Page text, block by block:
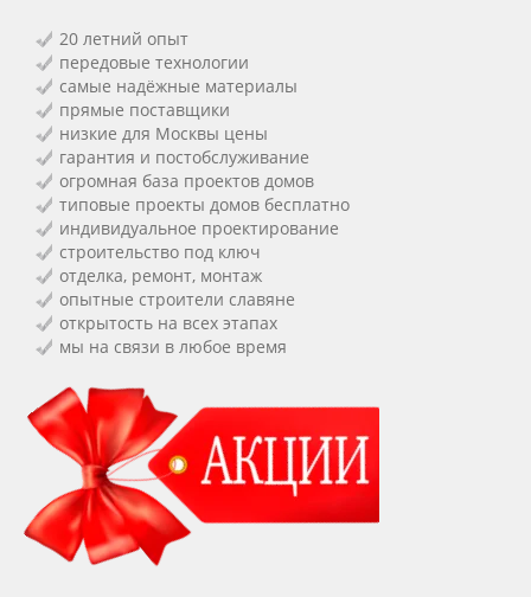
20 летний опыт
передовые технологии
самые надёжные материалы
прямые поставщики
низкие для Москвы цены
гарантия и постобслуживание
огромная база проектов домов
типовые проекты домов бесплатно
индивидуальное проектирование
строительство под ключ
отделка, ремонт, монтаж
опытные строители славяне
открытость на всех этапах
мы на связи в любое время